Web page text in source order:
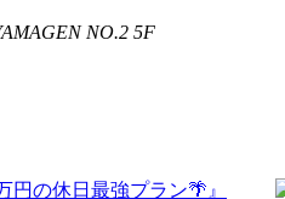
NO.2 5F